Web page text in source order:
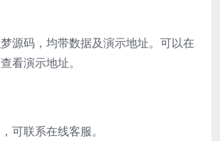
源码，均带数据及演示地址。可以在
看演示地址。
可联系在线客服。